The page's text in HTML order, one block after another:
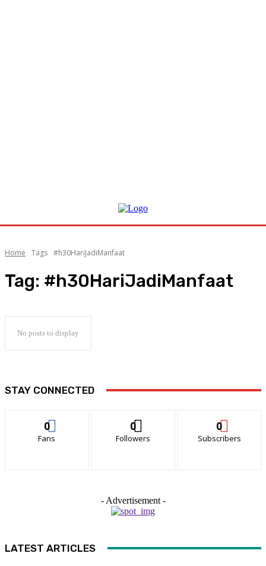
Home Tags #h30HariJadiManfaat
Tag: #h30HariJadiManfaat
No posts to display
STAY CONNECTED
0
Fans
0
Followers
0
Subscribers
- Advertisement -
LATEST ARTICLES